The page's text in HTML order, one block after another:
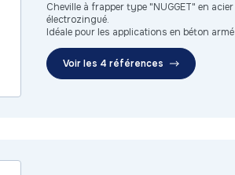
Cheville à frapper type "NUGGET" en acier
électrozingué.
Idéale pour les applications en béton armé
Voir les 4 références